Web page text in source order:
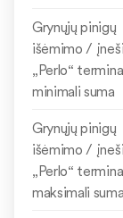
Grynųjų pinigų
išėmimo /
„Perlo“
minimali suma
Grynųjų pinigų
išėmimo /
„Perlo“
maksimali suma